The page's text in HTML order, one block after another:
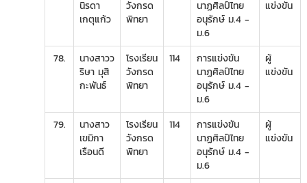
นิรดา
เกตุแก้ว
วังกรด
พิทยา
นาฏศิลป์ไทย
อนุรักษ์ ม.4 -
ม.6
แข่งขัน
78.
นางสาวว
ริษา มุสิ
กะพันธ์
โรงเรียน
วังกรด
พิทยา
114
การแข่งขัน
นาฏศิลป์ไทย
อนุรักษ์ ม.4 -
ม.6
ผู้
แข่งขัน
79.
นางสาว
เขมิกา
เรือนดี
โรงเรียน
วังกรด
พิทยา
114
การแข่งขัน
นาฏศิลป์ไทย
อนุรักษ์ ม.4 -
ม.6
ผู้
แข่งขัน